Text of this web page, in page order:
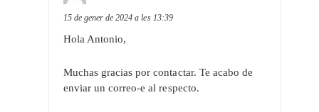
15 de gener de 2024 a les 13:39
Hola Antonio,
Muchas gracias por contactar. Te acabo de
enviar un correo-e al respecto.